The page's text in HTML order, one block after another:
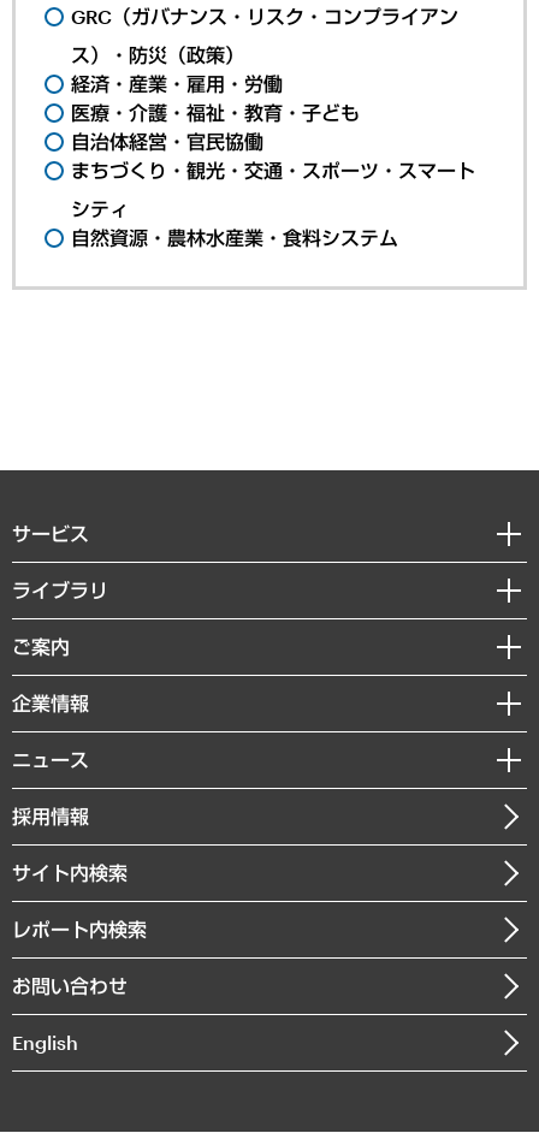
GRC（ガバナンス・リスク・コンプライアン
ス）・防災（政策）
経済・産業・雇用・労働
医療・介護・福祉・教育・子ども
自治体経営・官民協働
まちづくり・観光・交通・スポーツ・スマート
シティ
自然資源・農林水産業・食料システム
サービス
経営戦略
組織・人事戦略
デジタルイノベーション
共生・ダイバーシティ
GRC（ガバナンス・リスク・コンプライアンス）・防災（政策）
経済・産業・雇用・労働
まちづくり・観光・交通・スポーツ・スマートシティ
自然資源・農林水産業・食料システム
ライブラリ
経済調査
レポート
コラム
経営用語集
受託・受注実績（官公庁関連）
メディア掲載・出演
ご案内
セミナー・イベント情報
MUFGビジネスセミナー
受託案件情報
企業情報
私たちの想い
社長メッセージ
会社概要
沿革
組織図・本部部室紹介
インドネシア現地法人
ニュース
ニュースリリース
お知らせ
採用情報
サイト内検索
レポート内検索
お問い合わせ
English